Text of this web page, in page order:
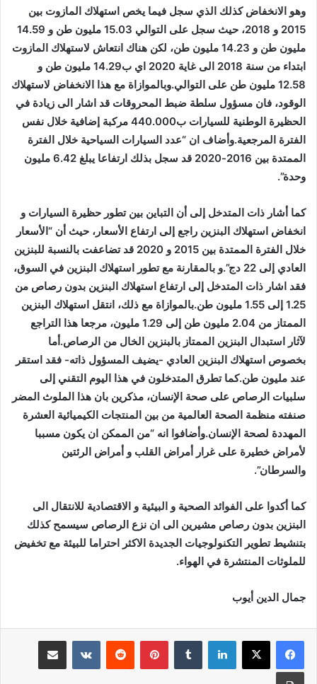
وهو الانخفاض كذلك الذي سجل فيما يخص استهلاك المازوت بين
2015 و 2018، حيث سجل على التوالي 15.03 مليون طن و 14.59
مليون طن و 14.23 مليون طن، لكن هناك انتعاش لاستهلاك المازوت
ابتداء من سنة 2018 الى غاية 2020 اي ب14.29 مليون طن و
12.58 مليون طن على التوالي.وبالموازاة مع هذا الانخفاض لاستهلاك
الوقود، فان مسؤول سلطة ضبط المحروقات قد اشار الى زيادة في
الحظيرة الوطنية للسيارات ب440.000 مركبة إضافية خلال نفس
الفترة المرجعية.وأضاف ان “عدد السيارات السياحية خلال الفترة
الممتدة بين 2016-2020 قد سجل بذلك ارتفاعا يبلغ 6.42 مليون
وحدة”.
كما أشار ذات المتدخل إلى أن التباين بين تطور حظيرة السيارات و
انخفاض استهلاك البنزين راجع إلى ارتفاع الأسعار، حيث أن “الأسعار
خلال الفترة الممتدة بين 2015 و 2020 قد تضاعفت بالنسبة للبنزين
العادي إلى 22 دج”.و
بالمقارنة مع تطور استهلاك البنزين في السوق،
فقد اشار ذات المتدخل إلى ارتفاع استهلاك البنزين بدون رصاص من
1.25 إلى 1.55 مليون طن.بالموازاة مع ذلك، انتقل استهلاك البنزين
الممتاز من 2.04 مليون طن إلى 1.29 مليون، مرجعا هذا التراجع
لآثار استبدال البنزين الممتاز بالبنزين الخال من الرصاص.أما
بخصوص استهلاك البنزين العادي -يضيف المسؤول ذاته- فقد استقر
عند مليون طن.كما تطرق المتدخلون في هذا اليوم التقني إلى
سلبيات الرصاص على صحة الإنسان، مذكرين بان هذا الملوث المضر
صنفته منظمة الصحة العالمية من بين المنتجات الكيميائية العشرة
المهددة لصحة الإنسان.وأضافوا انه “من الممكن ان يكون مسببا
لأمراض خطيرة على غرار أمراض القلب و أمراض الرئتين
والسرطان”.
كما أكدوا على الفوائد الصحية و البيئية و الاقتصادية للانتقال الى
البنزين بدون رصاص مشيرين الى ان نزع الرصاص سيسمح كذلك
بتنشيط تطوير التكنولوجيات الجديدة الاكثر احتراما للبيئة مع تخفيض
للملوثات المنتشرة في الهواء.
جمال الدين أيوب
لينكدإن بينتيريست
طباعة